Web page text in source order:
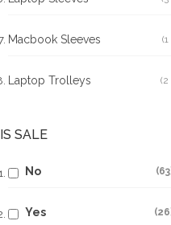
Macbook Sleeves 1
Laptop Trolleys 2
IS SALE
No 63
Yes 26